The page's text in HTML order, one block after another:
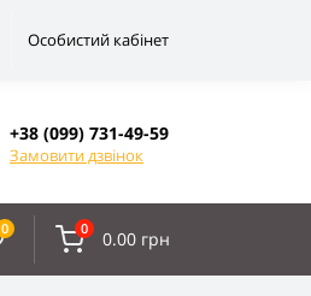
Особистий кабінет
+38 (099) 731-49-59
Замовити дзвінок
0 0 0.00 грн